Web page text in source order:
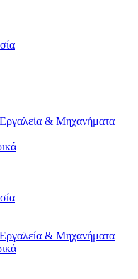
& Μηχανήματα
& Μηχανήματα